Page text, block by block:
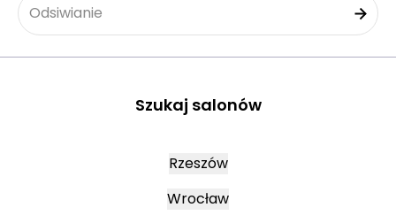
Odsiwianie
Szukaj salonów
Rzeszów
Wrocław